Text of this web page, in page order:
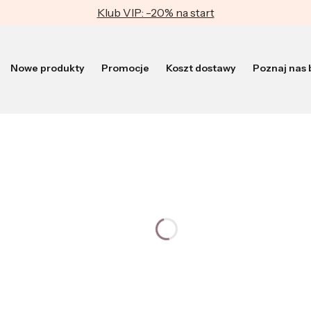
Klub VIP: -20% na start
Nowe produkty Promocje Koszt dostawy Poznaj nas